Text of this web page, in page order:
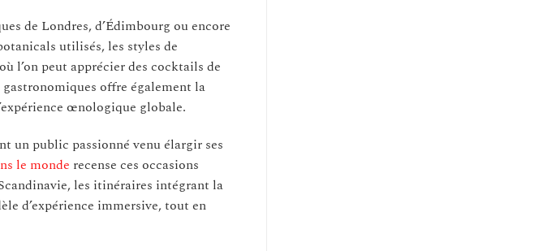
de Londres, d’Édimbourg ou encore
utilisés, les styles de
l’on peut apprécier des cocktails de
offre également la
œnologique globale.
un public passionné venu élargir ses
le monde recense ces occasions
les itinéraires intégrant la
d’expérience immersive, tout en